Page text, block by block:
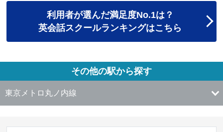
利用者が選んだ満足度No.1は？
英会話スクールランキングはこちら
その他の駅から探す
東京メトロ丸ノ内線